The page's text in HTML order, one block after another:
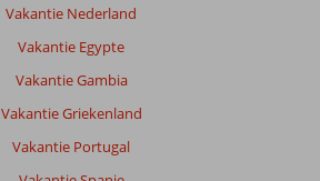
Vakantie Nederland
Vakantie Egypte
Vakantie Gambia
Vakantie Griekenland
Vakantie Portugal